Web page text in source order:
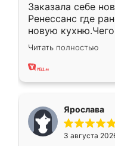
Заказала себе
Ренессанс где
новую
вполне довольна.
два года,
Читать полностью
Ярослава
3 августа